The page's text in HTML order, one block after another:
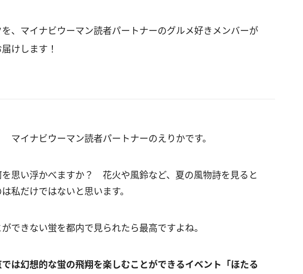
、マイナビウーマン読者パートナーのグルメ好きメンバーが
けします！
マイナビウーマン読者パートナーのえりかです。
思い浮かべますか？ 花火や風鈴など、夏の風物詩を見ると
私だけではないと思います。
できない蛍を都内で見られたら最高ですよね。
は幻想的な蛍の飛翔を楽しむことができるイベント「ほたる